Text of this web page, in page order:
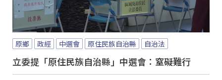
原鄉 政經 中選會 原住民族自治縣 自治法
立委提「原住民族自治縣」中選會：窒礙難行